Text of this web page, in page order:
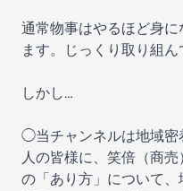
通常物事はやるほど身
ます。じっくり取り組ん
しかし…
◯当チャンネルは地域密
人の皆様に、笑倍（商
の「あり方」について